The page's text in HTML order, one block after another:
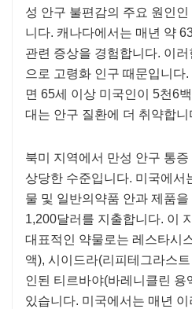
성 안구 불편감의 주요 원인
니다. 캐나다에서는 매년 약
관련 증상을 경험합니다. 이
으로 고령화 인구 때문입니다
면 65세 이상 미국인이 5천6
대는 안구 질환에 더 취약합니
북미 지역에서 만성 안구 통
상당한 수준입니다. 미국에서
물 및 일반의약품 안과 제품
1,200달러를 지출합니다. 이
대표적인 약물로는 레스타시
액), 시이드라(리피테그라스
인된 티르바야(바레니클린 용
있습니다. 미국에서는 매년